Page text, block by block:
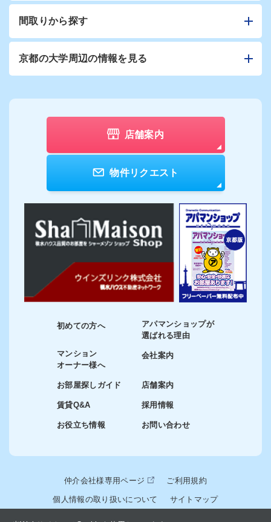
間取りから探す
京都の大学周辺の情報を見る
店舗案内
物件リクエスト
初めての方へ
マンション
オーナー様へ
お部屋探しガイド
賃貸Q&A
お役立ち情報
アパマンショップが
選ばれる理由
会社案内
店舗案内
採用情報
お問い合わせ
仲介会社様専用ページ ご利用規約
個人情報の取り扱いについて サイトマップ